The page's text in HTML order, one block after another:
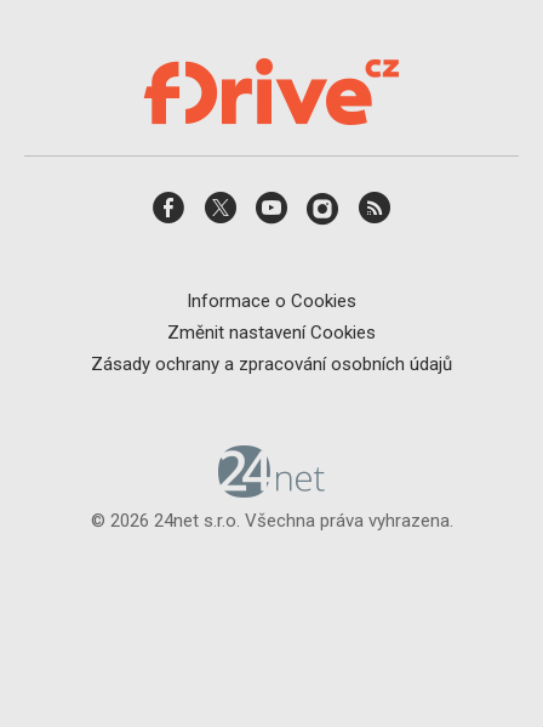
Informace o Cookies
Změnit nastavení Cookies
Zásady ochrany a zpracování osobních údajů
© 2026 24net s.r.o. Všechna práva vyhrazena.